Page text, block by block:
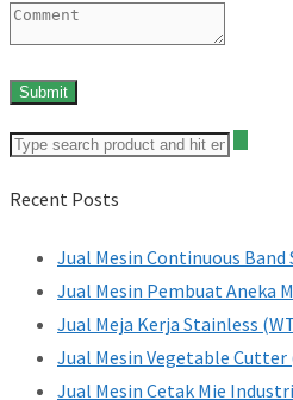
Recent Posts
Jual Mesin Continuous Band
Jual Mesin Pembuat Aneka
Jual Meja Kerja Stainless
Jual Mesin Vegetable Cutter
Jual Mesin Cetak Mie